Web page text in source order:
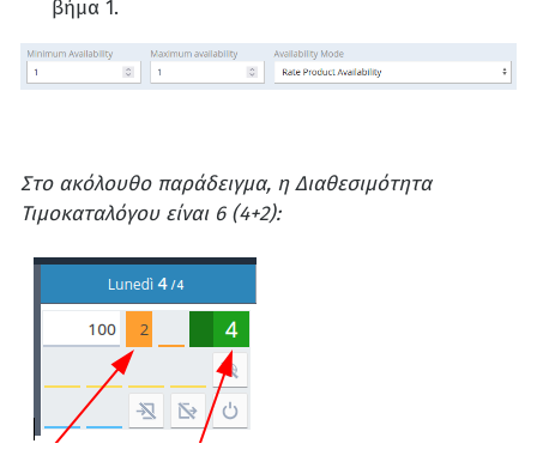
βήμα 1.
Στο ακόλουθο παράδειγμα, η Διαθεσιμότητα
Τιμοκαταλόγου είναι 6 (4+2):